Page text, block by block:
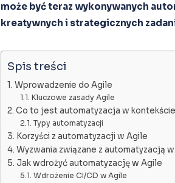
może być teraz wykonywanych
kreatywnych i strategicznych
Spis treści
Wprowadzenie do Agile
Kluczowe zasady Agile
Co to jest automatyzacja w
Typy automatyzacji
Korzyści z automatyzacji w Agile
Wyzwania związane z automatyzacją
Jak wdrożyć automatyzację w Agile
Wdrożenie CI/CD w Agile